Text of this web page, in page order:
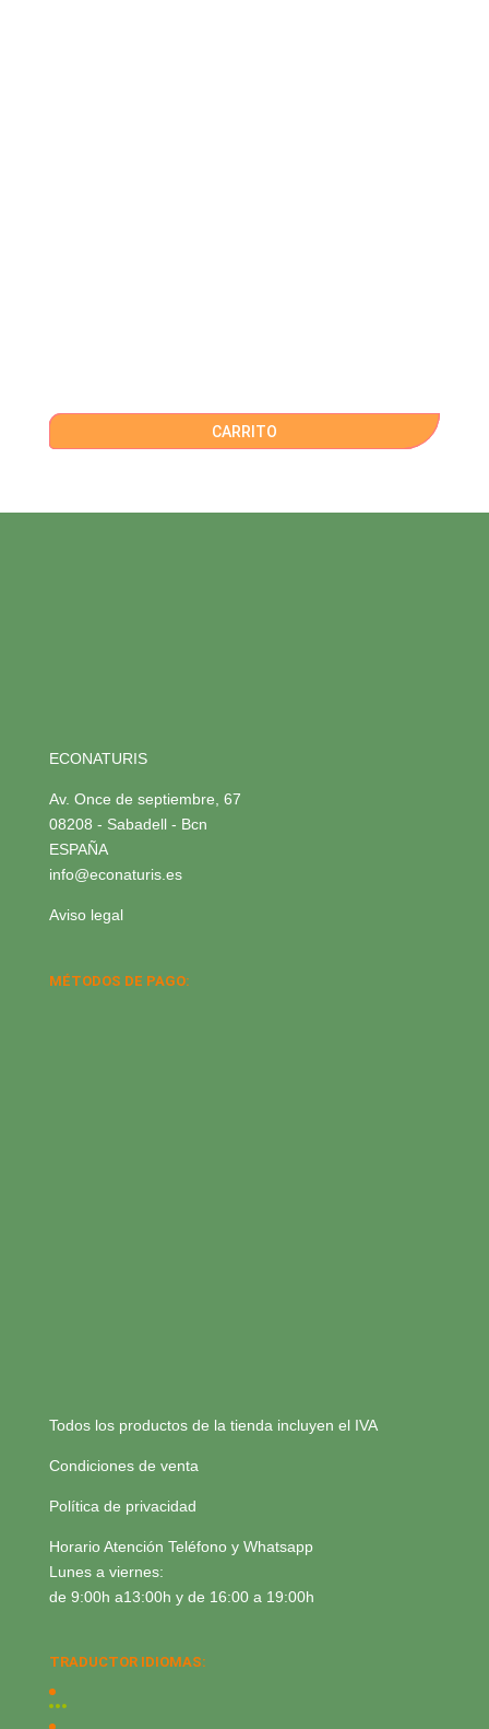
CARRITO
ECONATURIS
Av. Once de septiembre, 67
08208 - Sabadell - Bcn
ESPAÑA
info@econaturis.es
Aviso legal
MÉTODOS DE PAGO:
Todos los productos de la tienda incluyen el IVA
Condiciones de venta
Política de privacidad
Horario Atención Teléfono y Whatsapp
Lunes a viernes:
de 9:00h a13:00h y de 16:00 a 19:00h
TRADUCTOR IDIOMAS: